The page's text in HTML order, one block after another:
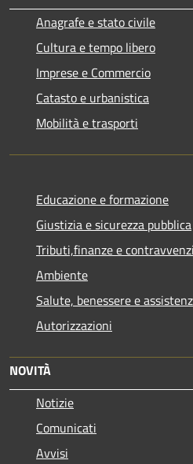
Anagrafe e stato civile
Cultura e tempo libero
Imprese e Commercio
Catasto e urbanistica
Mobilità e trasporti
Educazione e formazione
Giustizia e sicurezza pubblica
Tributi,finanze e
Ambiente
Salute, benessere e
Autorizzazioni
NOVITÀ
Notizie
Comunicati
Avvisi